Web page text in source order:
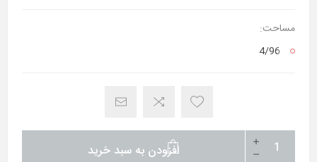
مساحت:
4/96
افزودن به سبد خرید